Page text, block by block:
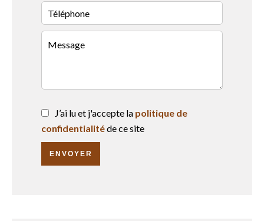
J’ai lu et j'accepte la politique de
confidentialitéde ce site
ENVOYER